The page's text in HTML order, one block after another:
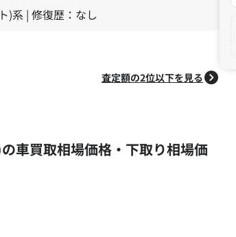
)系 | 修復歴：なし
査定額の2位以下を見る
車買取相場価格・下取り相場価